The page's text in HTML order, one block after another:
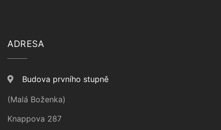
ADRESA
Budova prvního stupně
(Malá Boženka)
Knappova 287